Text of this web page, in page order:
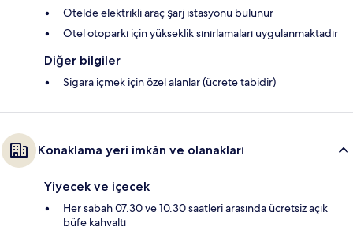
Otelde elektrikli araç şarj istasyonu bulunur
Otel otoparkı için yükseklik sınırlamaları uygulanmaktadır
Diğer bilgiler
Sigara içmek için özel alanlar (ücrete tabidir)
Konaklama yeri imkân ve olanakları
Yiyecek ve içecek
Her sabah 07.30 ve 10.30 saatleri arasında ücretsiz açık
büfe kahvaltı